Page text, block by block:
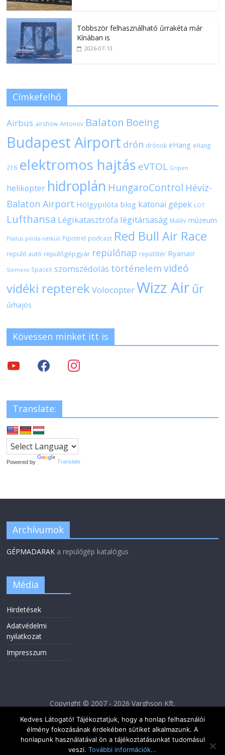
Többször felhasználható űrrakéta már
Kínában is
2026-07-13
Címkefelhő
Airbus airshow Antonov Balaton Boeing
Budapest Airport drón drónok eHang eHang
216 elektromos hajtás eVTOL Gripen
helikopter hidroplán HungaroControl Hévíz-
Balaton Airport Hölgypilóta blog katonai gépek LOT
Lufthansa Légikatasztrófa légitársaság Malév múzeum
Pilatus pilóta nélküli Pipistrel podcast Red Bull Air Race
repülő autó repülőgépgyár repülőnap repülőtér Ryanair
Siemens SpaceX szomszédolás történelem videó
vidéki repterek VolocopterWizz Air űr
űrhajós
Kövessen minket itt is
Translate:
Powered by Translate
Archívumok
GÉPMADARAK a repülőgép katalógus
Média
Hirdetések
Adatvédelmi
nyilatkozat
Impresszum
Copyright © 2007 - 2026 Varghson Kft.
Kedves Látogató! Tájékoztatjuk, hogy a honlap felhasználói
élmény fokozásának érdekében sütiket alkalmazunk. A
honlapunk használatával ön a tájékoztatásunkat tudomásul
veszi. További információk...